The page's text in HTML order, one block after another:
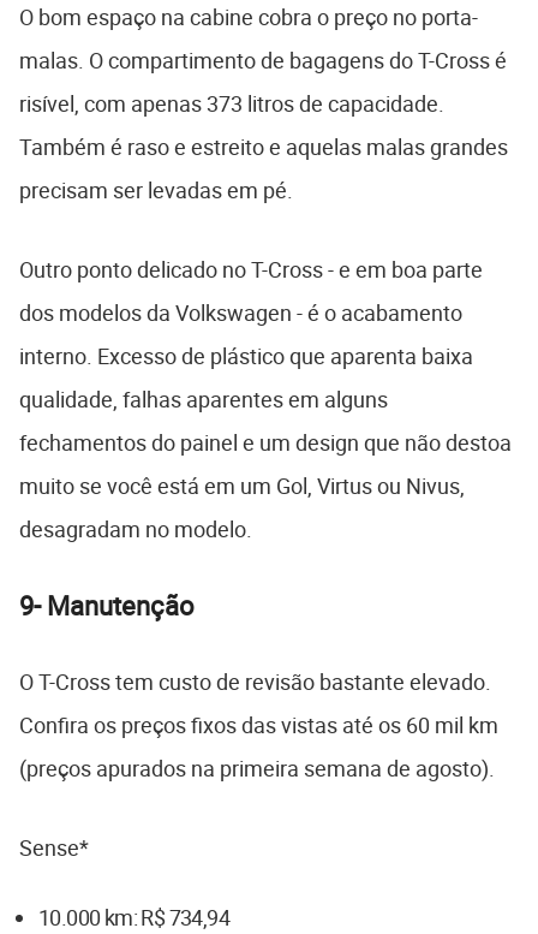
O bom espaço na cabine cobra o preço no porta-
malas. O compartimento de bagagens do T-Cross é
risível, com apenas 373 litros de capacidade.
Também é raso e estreito e aquelas malas grandes
precisam ser levadas em pé.
Outro ponto delicado no T-Cross - e em boa parte
dos modelos da Volkswagen - é o acabamento
interno. Excesso de plástico que aparenta baixa
qualidade, falhas aparentes em alguns
fechamentos do painel e um design que não destoa
muito se você está em um Gol, Virtus ou Nivus,
desagradam no modelo.
9- Manutenção
O T-Cross tem custo de revisão bastante elevado.
Confira os preços fixos das vistas até os 60 mil km
(preços apurados na primeira semana de agosto).
Sense*
10.000 km: R$ 734,94